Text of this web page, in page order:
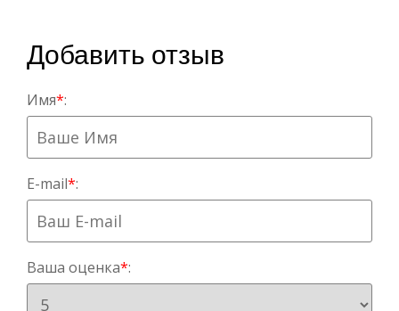
Добавить отзыв
Имя*:
E-mail*:
Ваша оценка*: